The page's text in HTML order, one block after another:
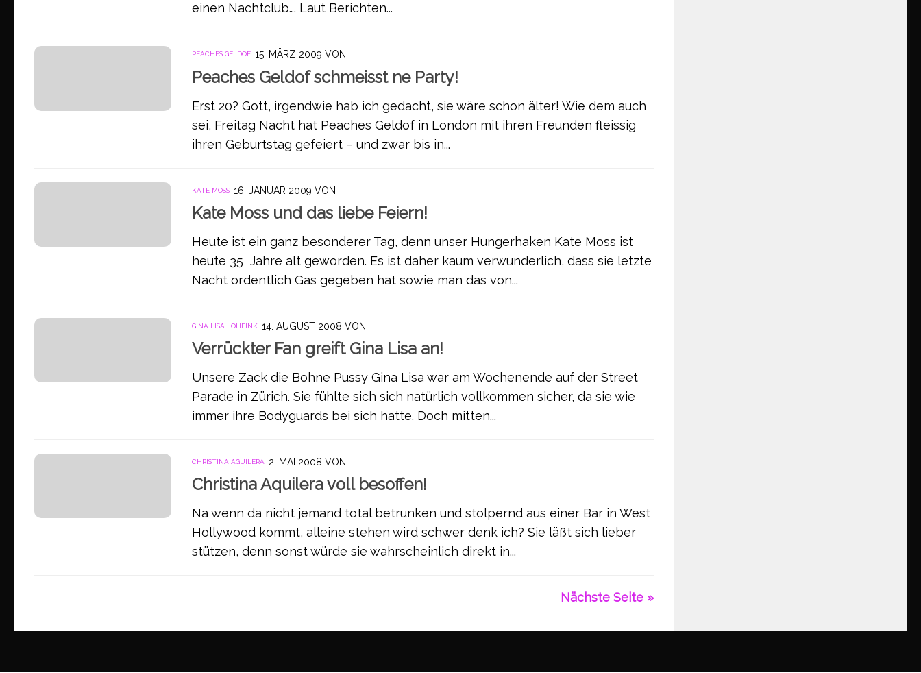
einen Nachtclub…. Laut Berichten...
PEACHES GELDOF 15. MÄRZ 2009 VON
Peaches Geldof schmeisst ne Party!
Erst 20? Gott, irgendwie hab ich gedacht, sie wäre schon älter! Wie dem auch
sei, Freitag Nacht hat Peaches Geldof in London mit ihren Freunden fleissig
ihren Geburtstag gefeiert – und zwar bis in...
KATE MOSS 16. JANUAR 2009 VON
Kate Moss und das liebe Feiern!
Heute ist ein ganz besonderer Tag, denn unser Hungerhaken Kate Moss ist
heute 35 Jahre alt geworden. Es ist daher kaum verwunderlich, dass sie letzte
Nacht ordentlich Gas gegeben hat sowie man das von...
GINA LISA LOHFINK 14. AUGUST 2008 VON
Verrückter Fan greift Gina Lisa an!
Unsere Zack die Bohne Pussy Gina Lisa war am Wochenende auf der Street
Parade in Zürich. Sie fühlte sich sich natürlich vollkommen sicher, da sie wie
immer ihre Bodyguards bei sich hatte. Doch mitten...
CHRISTINA AGUILERA 2. MAI 2008 VON
Christina Aquilera voll besoffen!
Na wenn da nicht jemand total betrunken und stolpernd aus einer Bar in West
Hollywood kommt, alleine stehen wird schwer denk ich? Sie läßt sich lieber
stützen, denn sonst würde sie wahrscheinlich direkt in...
Nächste Seite »